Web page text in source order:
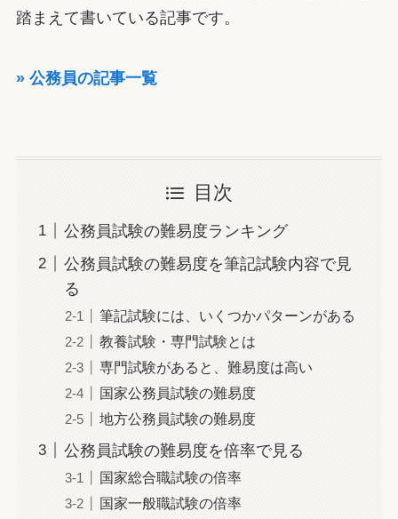
踏まえて書いている記事です。
» 公務員の記事一覧
目次
公務員試験の難易度ランキング
公務員試験の難易度を筆記試験内容で見
る
筆記試験には、いくつかパターンがある
教養試験・専門試験とは
専門試験があると、難易度は高い
国家公務員試験の難易度
地方公務員試験の難易度
公務員試験の難易度を倍率で見る
国家総合職試験の倍率
国家一般職試験の倍率